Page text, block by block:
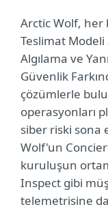
Arctic Wolf, her
Teslimat Modeli
Algılama ve
Güvenlik
çözümlerle
operasyonları
siber riski sona
Wolf'un
kuruluşun
Inspect gibi
telemetrisine